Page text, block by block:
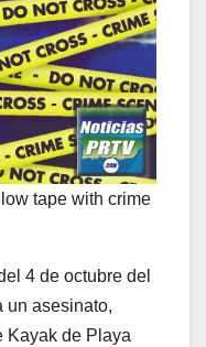
tape with crime
4 de octubre del
un asesinato,
Kayak de Playa